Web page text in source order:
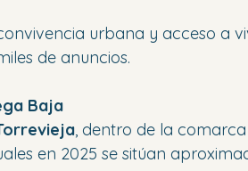
urbana y acceso a
de anuncios.
Baja
, dentro de la
en 2025 se sitúan